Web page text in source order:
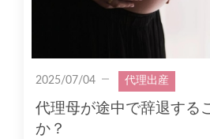
2025/07/04 代理出産
代理母が途中で辞退する
か？